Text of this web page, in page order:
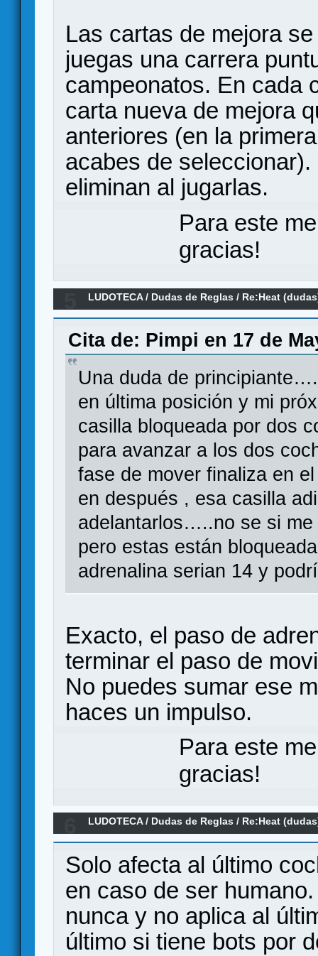
Las cartas de mejora
juegas una carrera
campeonatos. En cada
carta nueva de mejora
anteriores (en la
acabes de
eliminan al jugarlas.
Para este
gracias!
LUDOTECA/ Dudas de Reglas / Re:Heat
Cita de: Pimpi en 17 de
Una duda de
en última posición y mi
casilla bloqueada por dos
para avanzar a los dos
fase de mover finaliza en
en después , esa casilla
adelantarlos…..no se si
pero estas están
adrenalina serian 14 y
Exacto, el paso de
terminar el paso de
No puedes sumar ese
haces un impulso.
Para este
gracias!
LUDOTECA/ Dudas de Reglas / Re:Heat
Solo afecta al último
en caso de ser
nunca y no aplica al
último si tiene bots por